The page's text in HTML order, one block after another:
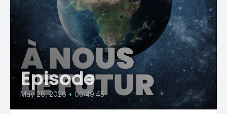
Episode
May 28, 2026 • 00:49:45